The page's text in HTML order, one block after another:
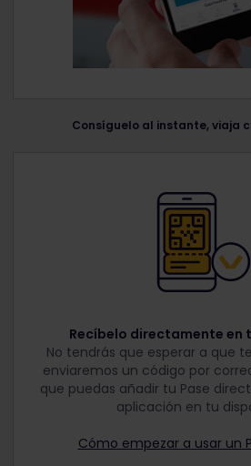
Consíguelo al instante, viaja
Recíbelo directamente en
No tendrás que esperar a que
enviaremos un código por
que puedas añadir tu Pase
aplicación en tu
Cómo empezar a usar un